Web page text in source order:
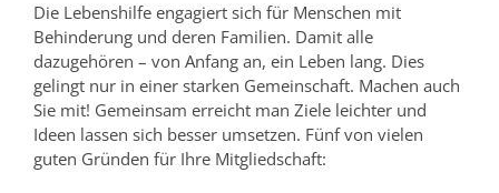
Die Lebenshilfe engagiert sich für Menschen mit
Behinderung und deren Familien. Damit alle
dazugehören – von Anfang an, ein Leben lang. Dies
gelingt nur in einer starken Gemeinschaft. Machen auch
Sie mit! Gemeinsam erreicht man Ziele leichter und
Ideen lassen sich besser umsetzen. Fünf von vielen
guten Gründen für Ihre Mitgliedschaft: